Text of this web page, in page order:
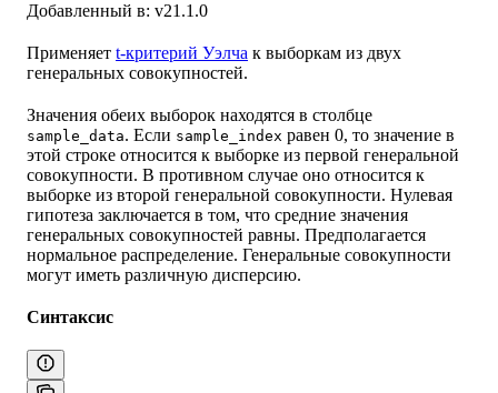
Добавленный в: v21.1.0
Применяет t-критерий Уэлча к выборкам из двух
генеральных совокупностей.
Значения обеих выборок находятся в столбце
sample_data. Если sample_index равен 0, то значение в
этой строке относится к выборке из первой генеральной
совокупности. В противном случае оно относится к
выборке из второй генеральной совокупности. Нулевая
гипотеза заключается в том, что средние значения
генеральных совокупностей равны. Предполагается
нормальное распределение. Генеральные совокупности
могут иметь различную дисперсию.
Синтаксис